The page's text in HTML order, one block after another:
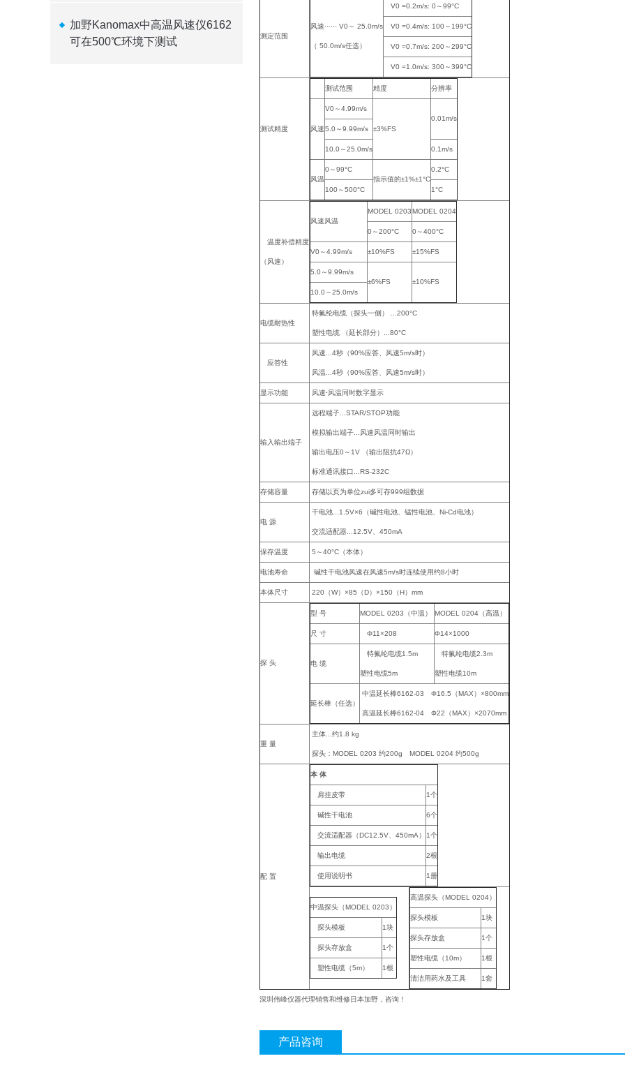
加野Kanomax中高温风速仪6162
可在500℃环境下测试
测定范围
风速······ V0～ 25.0m/s
（ 50.0m/s任选）
V0 =0.2m/s: 0～99°C
V0 =0.4m/s: 100～199°C
V0 =0.7m/s: 200～299°C
V0 =1.0m/s: 300～399°C
测试精度
测试范围 精度 分辨率
风速
V0～4.99m/s
±3%FS
0.01m/s
5.0～9.99m/s
10.0～25.0m/s 0.1m/s
风温
0～99°C
指示值的±1%±1°C
0.2°C
100～500°C 1°C
温度补偿精度
（风速）
风速 风温
MODEL 0203MODEL 0204
0～200°C 0～400°C
V0～4.99m/s ±10%FS ±15%FS
5.0～9.99m/s
±6%FS
±10%FS
10.0～25.0m/s
电缆耐热性
特氟纶电缆（探头一侧） ...200°C
塑性电缆 （延长部分）...80°C
应答性
风速...4秒（90%应答、风速5m/s时）
风温...4秒（90%应答、风速5m/s时）
显示功能 风速· 风温同时数字显示
输入输出端子
远程端子...STAR/STOP功能
模拟输出端子...风速风温同时输出
输出电压0～1V （输出阻抗47Ω）
标准通讯接口...RS-232C
存储容量 存储以页为单位zui多可存999组数据
电 源
干电池...1.5V×6（碱性电池、锰性电池、Ni-Cd电池）
交流适配器...12.5V、450mA
保存温度 5～40°C（本体）
电池寿命 碱性干电池风速在风速5m/s时连续使用约8小时
本体尺寸 220（W）×85（D）×150（H）mm
探 头
型 号 MODEL 0203（中温） MODEL 0204（高温）
尺 寸 Φ11×208 Φ14×1000
电 缆
特氟纶电缆1.5m
塑性电缆5m
特氟纶电缆2.3m
塑性电缆10m
延长棒（任选）
中温延长棒6162-03 Φ16.5（MAX）×800mm
高温延长棒6162-04 Φ22（MAX）×2070mm
重 量
主体...约1.8 kg
探头：MODEL 0203 约200g MODEL 0204 约500g
配 置
本 体
肩挂皮带 1个
碱性干电池 6个
交流适配器（DC12.5V、450mA） 1个
输出电缆 2根
使用说明书 1册
中温探头（MODEL 0203）
探头模板 1块
探头存放盒 1个
塑性电缆（5m） 1根
高温探头（MODEL 0204）
探头模板 1块
探头存放盒 1个
塑性电缆（10m） 1根
清洁用药水及工具 1套
深圳伟峰仪器代理销售和维修日本加野 ，咨询！
产品咨询